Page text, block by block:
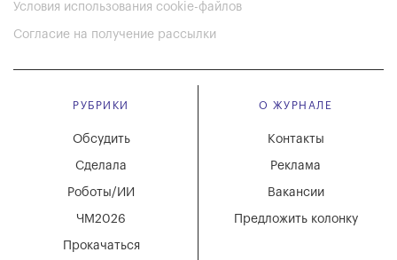
Условия использования cookie-файлов
Согласие на получение рассылки
РУБРИКИ
Обсудить
Сделала
Роботы/ИИ
ЧМ2026
Прокачаться
О ЖУРНАЛЕ
Вакансии
Реклама
Контакты
Предложить колонку